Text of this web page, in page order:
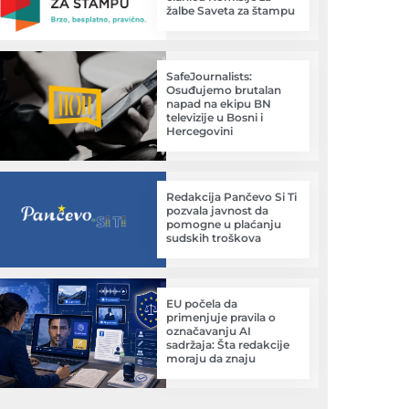
žalbe Saveta za štampu
SafeJournalists:
Osuđujemo brutalan
napad na ekipu BN
televizije u Bosni i
Hercegovini
Redakcija Pančevo Si Ti
pozvala javnost da
pomogne u plaćanju
sudskih troškova
EU počela da
primenjuje pravila o
označavanju AI
sadržaja: Šta redakcije
moraju da znaju